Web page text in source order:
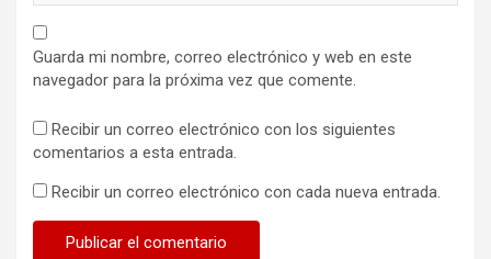
Guarda mi nombre, correo electrónico y web en este
navegador para la próxima vez que comente.
Recibir un correo electrónico con los siguientes
comentarios a esta entrada.
Recibir un correo electrónico con cada nueva entrada.